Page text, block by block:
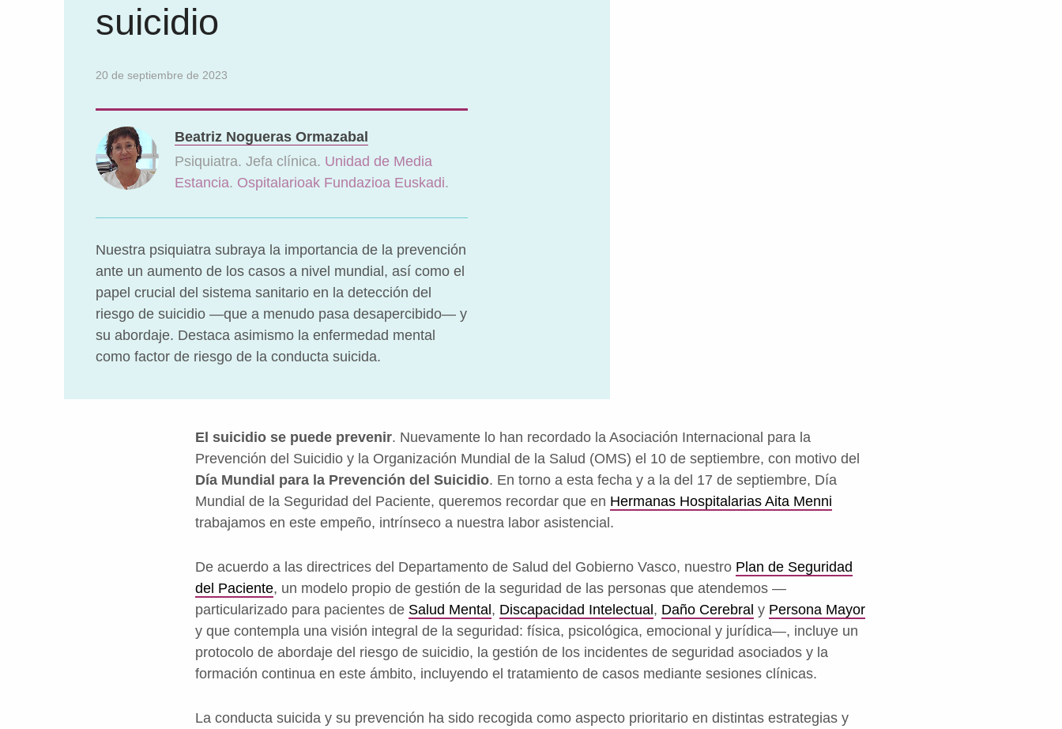
suicidio
20 de septiembre de 2023
Beatriz Nogueras Ormazabal
Psiquiatra. Jefa clínica. Unidad de Media
Estancia. Ospitalarioak Fundazioa Euskadi.
Nuestra psiquiatra subraya la importancia de la prevención
ante un aumento de los casos a nivel mundial, así como el
papel crucial del sistema sanitario en la detección del
riesgo de suicidio —que a menudo pasa desapercibido— y
su abordaje. Destaca asimismo la enfermedad mental
como factor de riesgo de la conducta suicida.
El suicidio se puede prevenir. Nuevamente lo han recordado la Asociación Internacional para la
Prevención del Suicidio y la Organización Mundial de la Salud (OMS) el 10 de septiembre, con motivo del
Día Mundial para la Prevención del Suicidio. En torno a esta fecha y a la del 17 de septiembre, Día
Mundial de la Seguridad del Paciente, queremos recordar que en Hermanas Hospitalarias Aita Menni
trabajamos en este empeño, intrínseco a nuestra labor asistencial.
De acuerdo a las directrices del Departamento de Salud del Gobierno Vasco, nuestro Plan de Seguridad
del Paciente, un modelo propio de gestión de la seguridad de las personas que atendemos —
particularizado para pacientes de Salud Mental, Discapacidad Intelectual, Daño Cerebral y Persona Mayor
y que contempla una visión integral de la seguridad: física, psicológica, emocional y jurídica—, incluye un
protocolo de abordaje del riesgo de suicidio, la gestión de los incidentes de seguridad asociados y la
formación continua en este ámbito, incluyendo el tratamiento de casos mediante sesiones clínicas.
La conducta suicida y su prevención ha sido recogida como aspecto prioritario en distintas estrategias y